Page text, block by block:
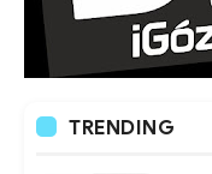
TRENDING